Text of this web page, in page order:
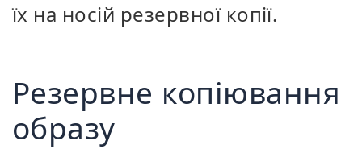
їх на носій резервної копії.
Резервне копіювання
образу